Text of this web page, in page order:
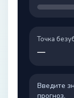
Точка
—
Введите
прогноз.